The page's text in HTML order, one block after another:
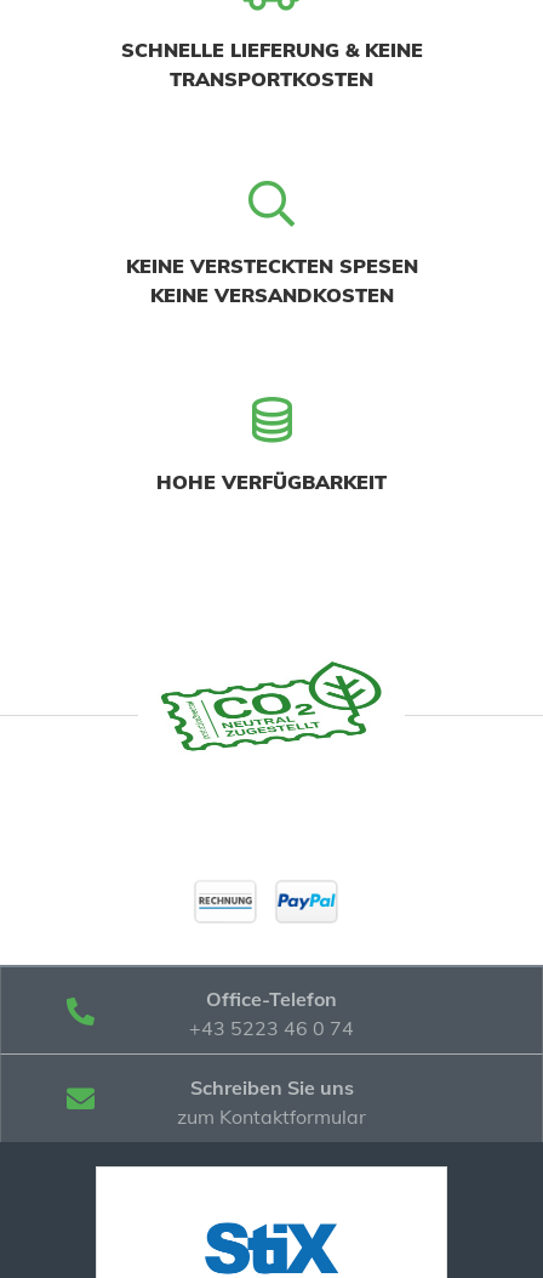
SCHNELLE LIEFERUNG & KEINE
TRANSPORTKOSTEN
KEINE VERSTECKTEN SPESEN
KEINE VERSANDKOSTEN
HOHE VERFÜGBARKEIT
Office-Telefon
+43 5223 46 0 74
Schreiben Sie uns
zum Kontaktformular